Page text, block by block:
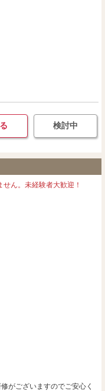
検討中
ん。未経験者大歓迎！
がございますのでご安心く